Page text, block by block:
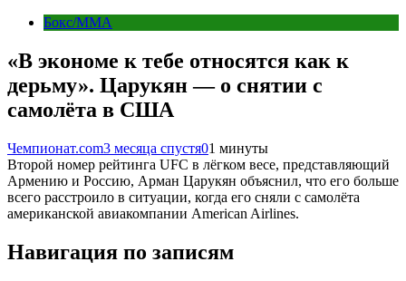
Бокс/MMA
«В экономе к тебе относятся как к
дерьму». Царукян — о снятии с
самолёта в США
Чемпионат.com3 месяца спустя01 минуты
Второй номер рейтинга UFC в лёгком весе, представляющий
Армению и Россию, Арман Царукян объяснил, что его больше
всего расстроило в ситуации, когда его сняли с самолёта
американской авиакомпании American Airlines.
Навигация по записям